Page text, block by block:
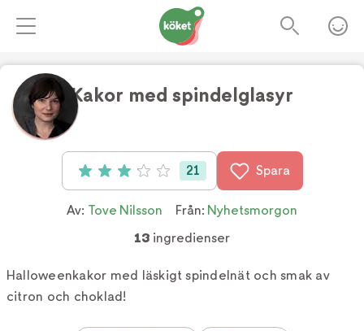
Kakor med spindelglasyr
Betyg: 3.1 av 5 (21 röster)
21 Spara
Av: Tove Nilsson Från: Nyhetsmorgon
13 ingredienser
Halloweenkakor med läskigt spindelnät och smak av
citron och choklad!